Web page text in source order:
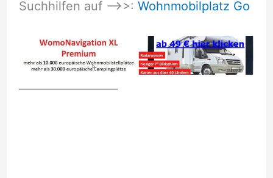
Suchhilfen auf –>>: Wohnmobilplatz Go